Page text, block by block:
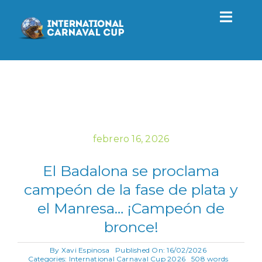
contenido
Torneo
Contacto
ES
febrero 16, 2026
El Badalona se proclama
campeón de la fase de plata y
el Manresa… ¡Campeón de
bronce!
By Xavi Espinosa
Published On: 16/02/2026
Categories: International Carnaval Cup 2026
508 words